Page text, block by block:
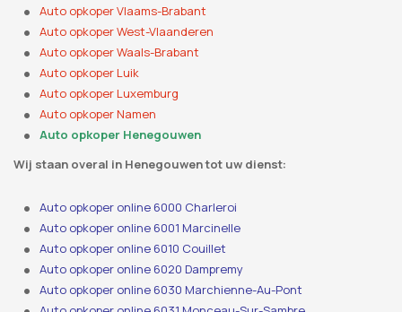
Auto opkoper Vlaams-Brabant
Auto opkoper West-Vlaanderen
Auto opkoper Waals-Brabant
Auto opkoper Luik
Auto opkoper Luxemburg
Auto opkoper Namen
Auto opkoper Henegouwen
Wij staan ​​overal in Henegouwen tot uw dienst:
Auto opkoper online 6000 Charleroi
Auto opkoper online 6001 Marcinelle
Auto opkoper online 6010 Couillet
Auto opkoper online 6020 Dampremy
Auto opkoper online 6030 Marchienne-Au-Pont